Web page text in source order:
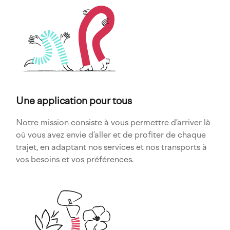
Une application pour tous
Notre mission consiste à vous permettre d’arriver là
où vous avez envie d’aller et de profiter de chaque
trajet, en adaptant nos services et nos transports à
vos besoins et vos préférences.